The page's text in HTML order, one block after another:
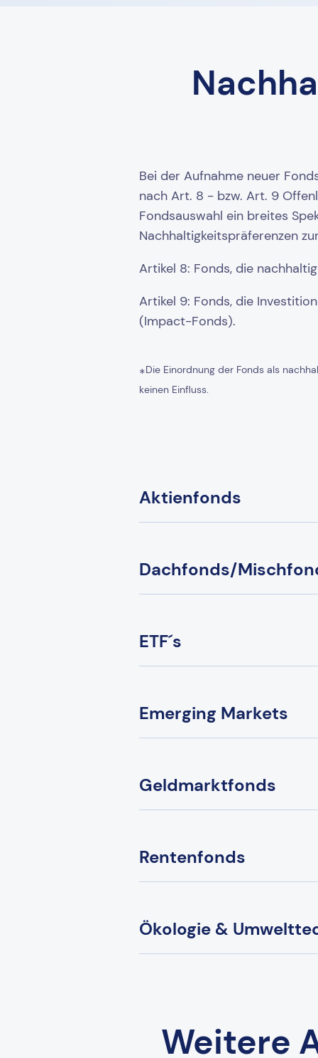
Bei der Aufnahme neuer
nach Art. 8 - bzw. Art. 9
Fondsauswahl ein breites
Nachhaltigkeitspräferenzen
Artikel 8: Fonds, die
Artikel 9: Fonds, die
(Impact-Fonds).
*Die Einordnung der Fonds als
keinen Einfluss.
Aktienfonds
Dachfonds/
ETF´s
Emerging Markets
Geldmarktfonds
Rentenfonds
Ökologie &
Weitere